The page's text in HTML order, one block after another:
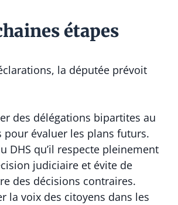
étapes
la députée prévoit
des délégations bipartites au
pour évaluer les plans futurs.
DHS qu’il respecte pleinement
judiciaire et évite de
des décisions contraires.
la voix des citoyens dans les